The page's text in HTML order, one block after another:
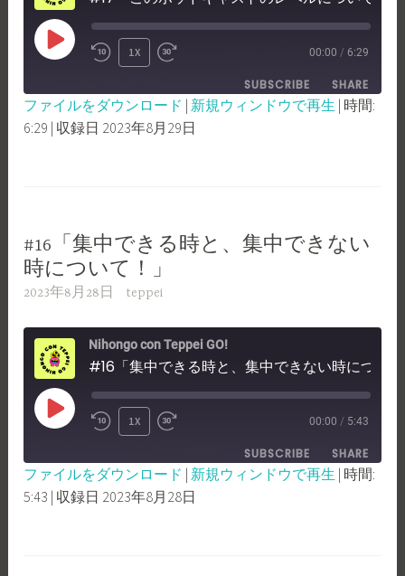
PLAY
REWIND
10
SECONDS
1X
FAST
FORWARD
30
00:00 / 6:29
SUBSCRIBE SHARE
SHARE
ファイルをダウンロード | 新規ウィンドウで再生 | 時間:
6:29 | 収録日 2023年8月29日
#16「集中できる時と、集中できない
時について！」
2023年8月28日 teppei
Nihongo con Teppei GO!
PLAY
REWIND
10
SECONDS
1X
FAST
FORWARD
30
00:00 / 5:43
SUBSCRIBE SHARE
SHARE
ファイルをダウンロード | 新規ウィンドウで再生 | 時間:
5:43 | 収録日 2023年8月28日